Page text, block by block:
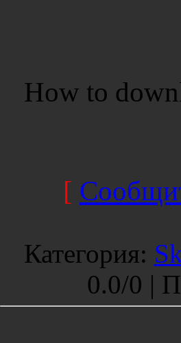
How to
[
Категория:
0.0/0 |